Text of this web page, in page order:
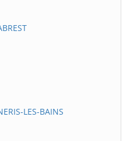
LES-BAINS